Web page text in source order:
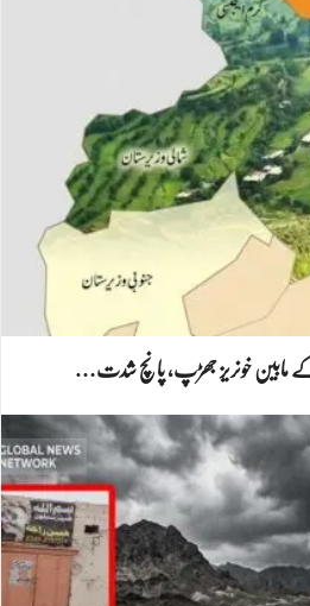
کے مابین خونریز جھڑپ، پانچ شدت…